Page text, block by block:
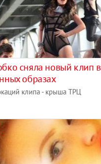
сняла новый клип в
образах
клипа - крыша ТРЦ